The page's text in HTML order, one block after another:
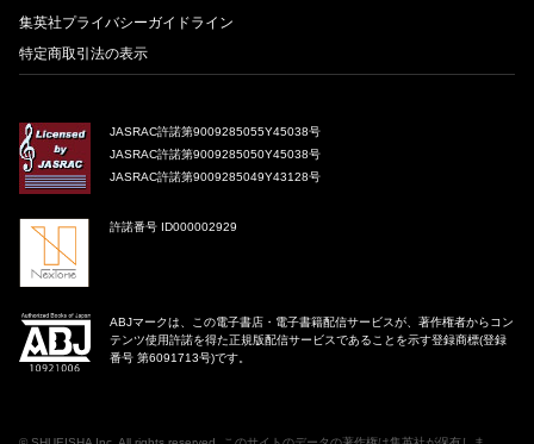
集英社プライバシーガイドライン
特定商取引法の表示
JASRAC許諾第9009285055Y45038号
JASRAC許諾第9009285050Y45038号
JASRAC許諾第9009285049Y43128号
許諾番号 ID000002929
ABJマークは、この電子書店・電子書籍配信サービスが、著作権者からコン
テンツ使用許諾を得た正規版配信サービスであることを示す登録商標(登録
番号 第6091713号)です。